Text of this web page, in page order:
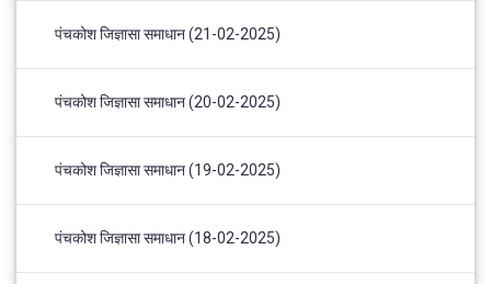
पंचकोश जिज्ञासा समाधान (21-02-2025)
पंचकोश जिज्ञासा समाधान (20-02-2025)
पंचकोश जिज्ञासा समाधान (19-02-2025)
पंचकोश जिज्ञासा समाधान (18-02-2025)